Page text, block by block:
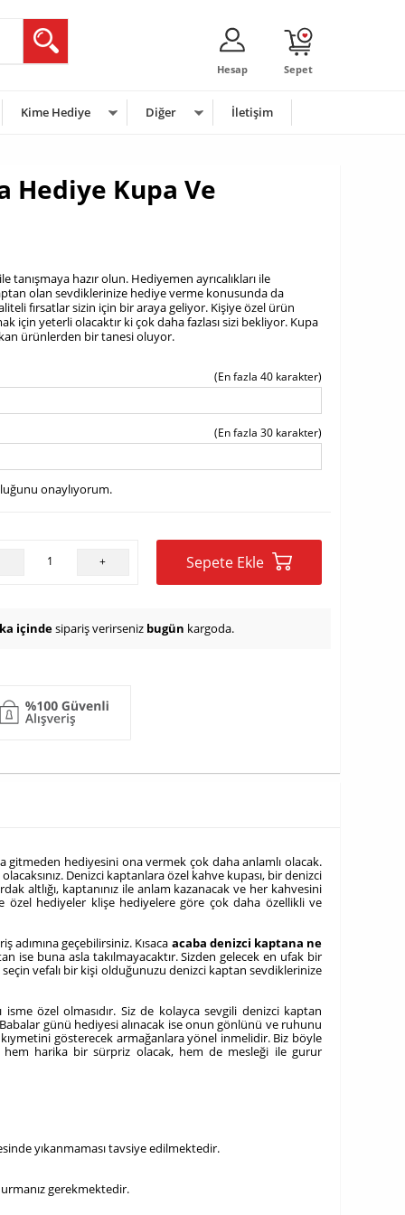
Sepet
Hesap
Kime Hediye Diğer İletişim
Hediye Kupa Ve
hazır olun. Hediyemen ayrıcalıkları ile
olan sevdiklerinize hediye verme konusunda da
fırsatlar sizin için bir araya geliyor. Kişiye özel ürün
için yeterli olacaktır ki çok daha fazlası sizi bekliyor. Kupa
ürünlerden bir tanesi oluyor.
(En fazla 40 karakter)
(En fazla 30 karakter)
onaylıyorum.
+ Sepete Ekle
içindesipariş verirseniz bugün kargoda.
gitmeden hediyesini ona vermek çok daha anlamlı olacak.
Denizci kaptanlara özel kahve kupası, bir denizci
altlığı, kaptanınız ile anlam kazanacak ve her kahvesini
özel hediyeler klişe hediyelere göre çok daha özellikli ve
adımına geçebilirsiniz. Kısaca acaba denizci kaptana ne
buna asla takılmayacaktır. Sizden gelecek en ufak bir
vefalı bir kişi olduğunuzu denizci kaptan sevdiklerinize
özel olmasıdır. Siz de kolayca sevgili denizci kaptan
günü hediyesi alınacak ise onun gönlünü ve ruhunu
gösterecek armağanlara yönel inmelidir. Biz böyle
harika bir sürpriz olacak, hem de mesleği ile gurur
yıkanmaması tavsiye edilmektedir.
gerekmektedir.